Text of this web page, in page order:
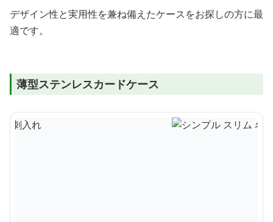
デザイン性と実用性を兼ね備えたケースをお探しの方に最
適です。
薄型ステンレスカードケース